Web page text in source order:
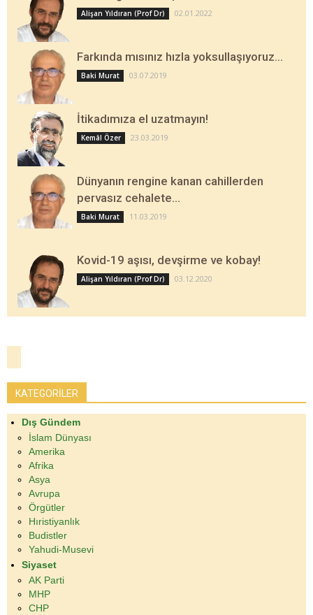
Alişan Yıldıran (Prof Dr) 02.01.2022
Farkında mısınız hızla yoksullaşıyoruz…
Baki Murat 03.07.2019
İtikadımıza el uzatmayın!
Kemâl Özer 23.03.2019
Dünyanın rengine kanan cahillerden
pervasız cehalete…
Baki Murat 11.03.2019
Kovid-19 aşısı, devşirme ve kobay!
Alişan Yıldıran (Prof Dr) 03.12.2020
KATEGORİLER
Dış Gündem
İslam Dünyası
Amerika
Afrika
Asya
Avrupa
Örgütler
Hıristiyanlık
Budistler
Yahudi-Musevi
Siyaset
AK Parti
MHP
CHP